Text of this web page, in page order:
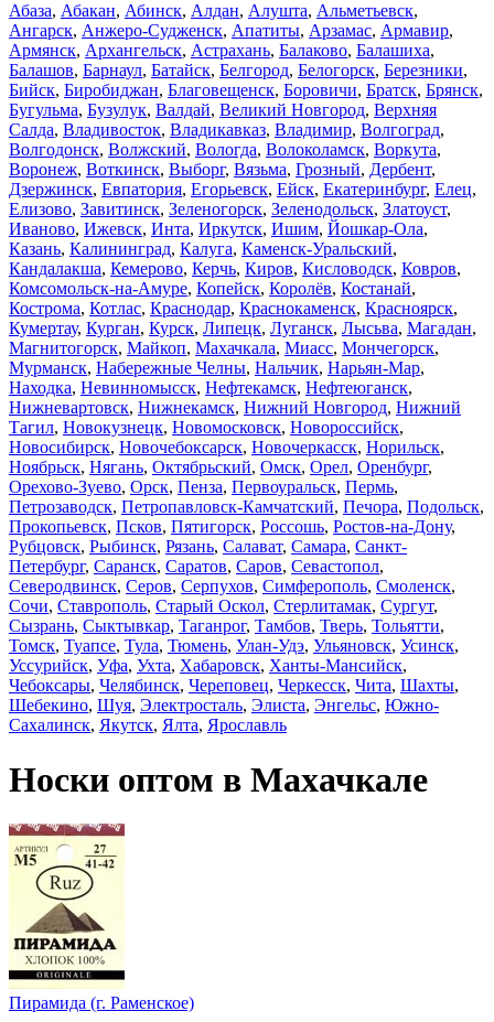
Абаза, Абакан, Абинск, Алдан, Алушта, Альметьевск,
Ангарск, Анжеро-Судженск, Апатиты, Арзамас, Армавир,
Армянск, Архангельск, Астрахань, Балаково, Балашиха,
Балашов, Барнаул, Батайск, Белгород, Белогорск, Березники,
Бийск, Биробиджан, Благовещенск, Боровичи, Братск, Брянск,
Бугульма, Бузулук, Валдай, Великий Новгород, Верхняя
Салда, Владивосток, Владикавказ, Владимир, Волгоград,
Волгодонск, Волжский, Вологда, Волоколамск, Воркута,
Воронеж, Воткинск, Выборг, Вязьма, Грозный, Дербент,
Дзержинск, Евпатория, Егорьевск, Ейск, Екатеринбург, Елец,
Елизово, Завитинск, Зеленогорск, Зеленодольск, Златоуст,
Иваново, Ижевск, Инта, Иркутск, Ишим, Йошкар-Ола,
Казань, Калининград, Калуга, Каменск-Уральский,
Кандалакша, Кемерово, Керчь, Киров, Кисловодск, Ковров,
Комсомольск-на-Амуре, Копейск, Королёв, Костанай,
Кострома, Котлас, Краснодар, Краснокаменск, Красноярск,
Кумертау, Курган, Курск, Липецк, Луганск, Лысьва, Магадан,
Магнитогорск, Майкоп, Махачкала, Миасс, Мончегорск,
Мурманск, Набережные Челны, Нальчик, Нарьян-Мар,
Находка, Невинномысск, Нефтекамск, Нефтеюганск,
Нижневартовск, Нижнекамск, Нижний Новгород, Нижний
Тагил, Новокузнецк, Новомосковск, Новороссийск,
Новосибирск, Новочебоксарск, Новочеркасск, Норильск,
Ноябрьск, Нягань, Октябрьский, Омск, Орел, Оренбург,
Орехово-Зуево, Орск, Пенза, Первоуральск, Пермь,
Петрозаводск, Петропавловск-Камчатский, Печора, Подольск,
Прокопьевск, Псков, Пятигорск, Россошь, Ростов-на-Дону,
Рубцовск, Рыбинск, Рязань, Салават, Самара, Санкт-
Петербург, Саранск, Саратов, Саров, Севастопол,
Северодвинск, Серов, Серпухов, Симферополь, Смоленск,
Сочи, Ставрополь, Старый Оскол, Стерлитамак, Сургут,
Сызрань, Сыктывкар, Таганрог, Тамбов, Тверь, Тольятти,
Томск, Туапсе, Тула, Тюмень, Улан-Удэ, Ульяновск, Усинск,
Уссурийск, Уфа, Ухта, Хабаровск, Ханты-Мансийск,
Чебоксары, Челябинск, Череповец, Черкесск, Чита, Шахты,
Шебекино, Шуя, Электросталь, Элиста, Энгельс, Южно-
Сахалинск, Якутск, Ялта, Ярославль
Носки оптом в Махачкале
Пирамида (г. Раменское)